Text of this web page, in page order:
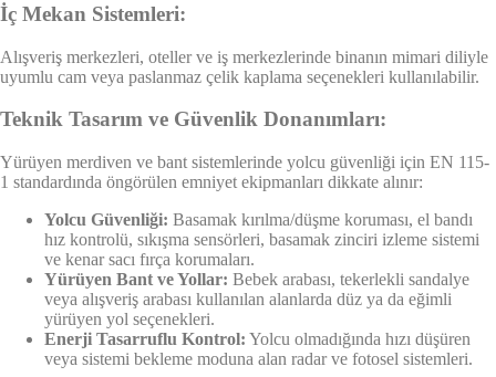
İç Mekan Sistemleri:
Alışveriş merkezleri, oteller ve iş merkezlerinde binanın mimari diliyle
uyumlu cam veya paslanmaz çelik kaplama seçenekleri kullanılabilir.
Teknik Tasarım ve Güvenlik Donanımları:
Yürüyen merdiven ve bant sistemlerinde yolcu güvenliği için EN 115-
1 standardında öngörülen emniyet ekipmanları dikkate alınır:
Yolcu Güvenliği: Basamak kırılma/düşme koruması, el bandı
hız kontrolü, sıkışma sensörleri, basamak zinciri izleme sistemi
ve kenar sacı fırça korumaları.
Yürüyen Bant ve Yollar: Bebek arabası, tekerlekli sandalye
veya alışveriş arabası kullanılan alanlarda düz ya da eğimli
yürüyen yol seçenekleri.
Enerji Tasarruflu Kontrol: Yolcu olmadığında hızı düşüren
veya sistemi bekleme moduna alan radar ve fotosel sistemleri.